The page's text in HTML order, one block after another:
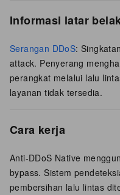
Informasi latar
Serangan DDoS:
attack. Penyerang
perangkat melalui lalu
layanan tidak tersedia.
Cara kerja
Anti-DDoS Native
bypass. Sistem
pembersihan lalu lintas